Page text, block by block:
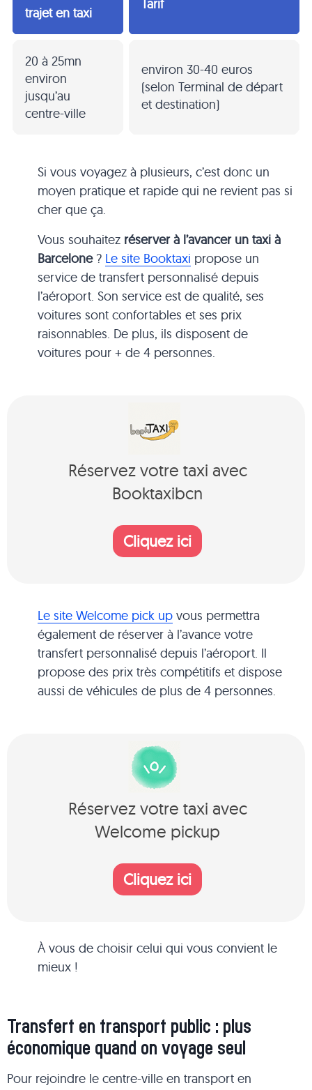
trajet en taxi
Tarif
20 à 25mn
environ
jusqu’au
centre-ville
environ 30-40 euros
(selon Terminal de départ
et destination)
Si vous voyagez à plusieurs, c’est donc un
moyen pratique et rapide qui ne revient pas si
cher que ça.
Vous souhaitez réserver à l’avancer un taxi à
Barcelone? Le site Booktaxi propose un
service de transfert personnalisé depuis
l’aéroport. Son service est de qualité, ses
voitures sont confortables et ses prix
raisonnables. De plus, ils disposent de
voitures pour + de 4 personnes.
Réservez votre taxi avec
Booktaxibcn
Cliquez ici
Le site Welcome pick up vous permettra
également de réserver à l’avance votre
transfert personnalisé depuis l’aéroport. Il
propose des prix très compétitifs et dispose
aussi de véhicules de plus de 4 personnes.
Réservez votre taxi avec
Welcome pickup
Cliquez ici
À vous de choisir celui qui vous convient le
mieux !
Transfert en transport public : plus
économique quand on voyage seul
Pour rejoindre le centre-ville en transport en